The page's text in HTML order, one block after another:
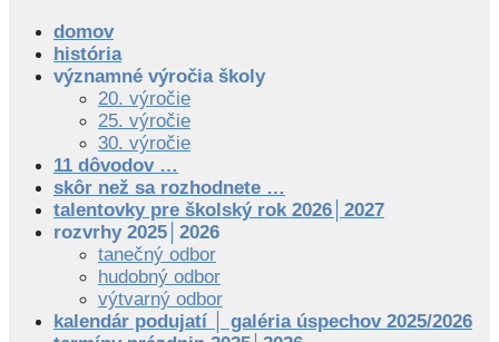
domov
história
významné výročia školy
20. výročie
25. výročie
30. výročie
11 dôvodov …
skôr než sa rozhodnete …
talentovky pre školský rok 2026│2027
rozvrhy 2025│2026
tanečný odbor
hudobný odbor
výtvarný odbor
kalendár podujatí │ galéria úspechov 2025/2026